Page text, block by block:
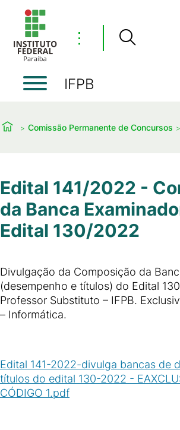
⋮
IFPB
Comissão Permanente de Concursos
Edital 141/2022 -
da Banca
Edital 130/2022
Divulgação da Composição da
(desempenho e títulos) do Edital
Professor Substituto – IFPB.
– Informática.
Edital 141-2022-divulga bancas de
títulos do edital 130-2022 -
CÓDIGO 1.pdf